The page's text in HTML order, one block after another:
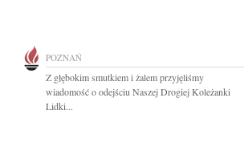
POZNAŃ
Z głębokim smutkiem i żalem przyjęliśmy
wiadomość o odejściu Naszej Drogiej Koleżanki
Lidki...